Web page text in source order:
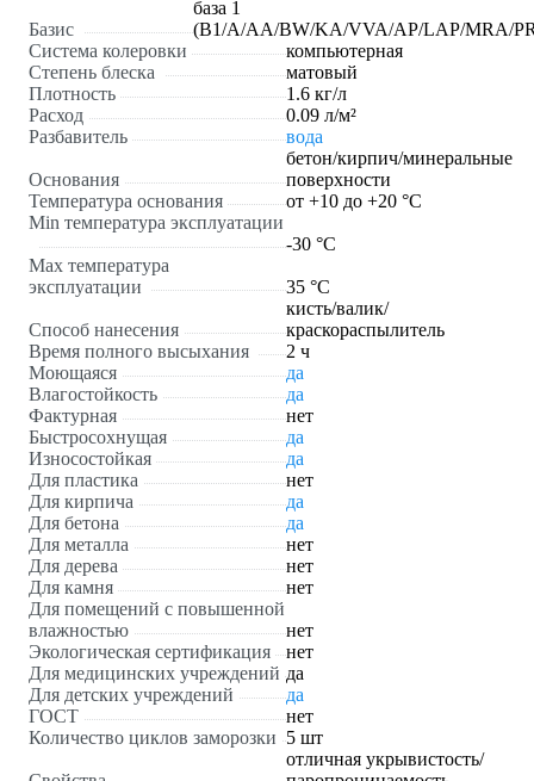
Базис
база 1
(B1/A/AA/BW/KA/VVA/AP/LAP/MRA/
Система колеровки
компьютерная
Степень блеска
матовый
Плотность
1.6 кг/л
Расход
0.09 л/м²
Разбавитель
вода
Основания
бетон/кирпич/минеральные
поверхности
Температура основания
от +10 до +20 °С
Min температура эксплуатации
-30 °С
Max температура
эксплуатации
35 °С
Способ нанесения
кисть/валик/
краскораспылитель
Время полного высыхания
2 ч
Моющаяся
да
Влагостойкость
да
Фактурная
нет
Быстросохнущая
да
Износостойкая
да
Для пластика
нет
Для кирпича
да
Для бетона
да
Для металла
нет
Для дерева
нет
Для камня
нет
Для помещений с повышенной
влажностью
нет
Экологическая сертификация
нет
Для медицинских учреждений да
Для детских учреждений
да
ГОСТ
нет
Количество циклов заморозки 5 шт
отличная укрывистость/